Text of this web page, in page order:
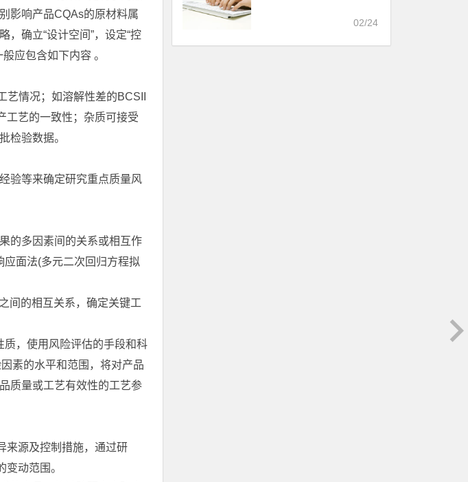
影响产品CQAs的原材料属
确立“设计空间”，设定“控
应包含如下内容 。
情况；如溶解性差的BCSII
工艺的一致性；杂质可接受
检验数据。
验等来确定研究重点质量风
的多因素间的关系或相互作
面法(多元二次回归方程拟
间的相互关系，确定关键工
，使用风险评估的手段和科
素的水平和范围，将对产品
质量或工艺有效性的工艺参
来源及控制措施，通过研
动范围。
02/24